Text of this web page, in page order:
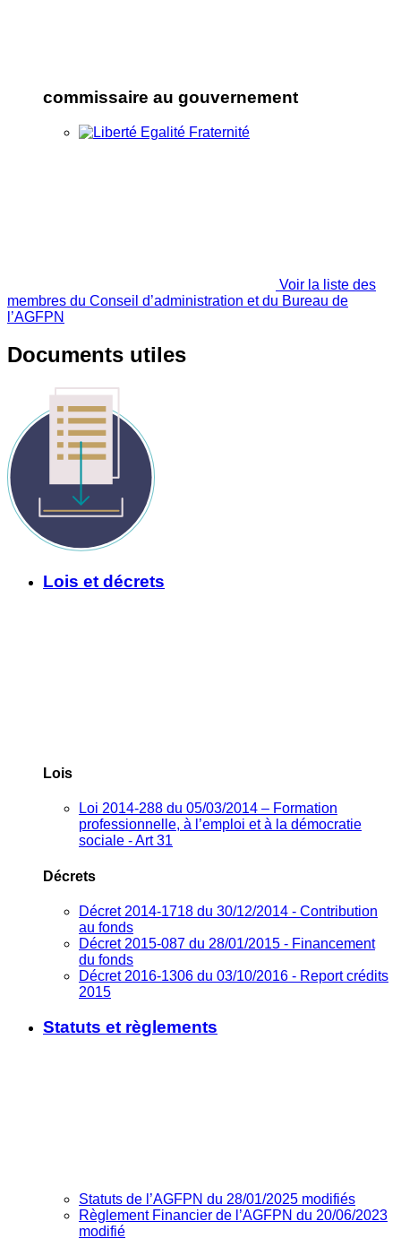
commissaire au gouvernement
Voir la liste des
membres du Conseil d’administration et du Bureau de
l’AGFPN
Documents utiles
Lois et décrets
Lois
Loi 2014-288 du 05/03/2014 – Formation
professionnelle, à l’emploi et à la démocratie
sociale - Art 31
Décrets
Décret 2014-1718 du 30/12/2014 - Contribution
au fonds
Décret 2015-087 du 28/01/2015 - Financement
du fonds
Décret 2016-1306 du 03/10/2016 - Report crédits
2015
Statuts et règlements
Statuts de l’AGFPN du 28/01/2025 modifiés
Règlement Financier de l’AGFPN du 20/06/2023
modifié